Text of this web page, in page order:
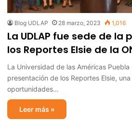
Blog UDLAP 28 marzo, 2023 1,016
La UDLAP fue sede de
los Reportes Elsie de la
La Universidad de las Américas
presentación de los Reportes Elsie,
oportunidades…
Leer más »